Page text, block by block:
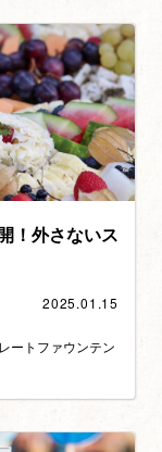
！外さないス
2025.01.15
ートファウンテン